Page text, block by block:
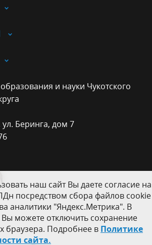
и науки Чукотского
Беринга, дом 7
наш сайт Вы даете согласие на
посредством сбора файлов cookie
аналитики "Яндекс.Метрика". В
Вы можете отключить сохранение
браузера. Подробнее в Политике
сайта.